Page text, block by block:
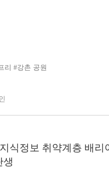
리 #강촌 공원
식정보 취약계층 배
생